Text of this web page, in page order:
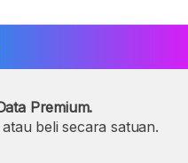
Premium.
beli secara satuan.